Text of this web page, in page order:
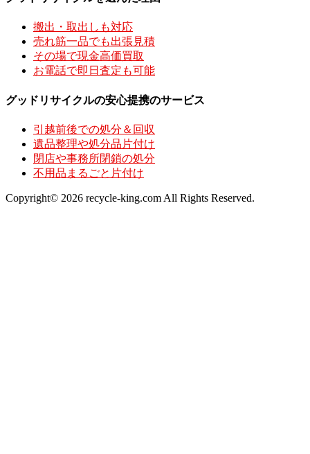
搬出・取出しも対応
売れ筋一品でも出張見積
その場で現金高価買取
お電話で即日査定も可能
グッドリサイクルの安心提携のサービス
引越前後での処分＆回収
遺品整理や処分品片付け
閉店や事務所閉鎖の処分
不用品まるごと片付け
Copyright© 2026 recycle-king.com All Rights Reserved.